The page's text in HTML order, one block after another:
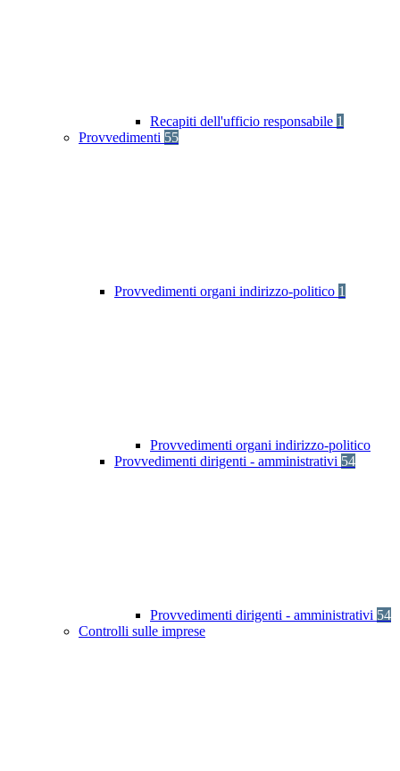
Recapiti dell'ufficio responsabile 1
Provvedimenti 55
Provvedimenti organi indirizzo-politico 1
Provvedimenti organi indirizzo-politico
Provvedimenti dirigenti - amministrativi 54
Provvedimenti dirigenti - amministrativi 54
Controlli sulle imprese